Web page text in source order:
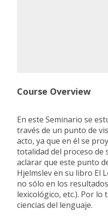
Course Overview
En este Seminario se
través de un punto de
acto, ya que en él se
totalidad del proceso de
aclarar que este punto
Hjelmslev en su libro El
no sólo en los
lexicológico, etc.). Por
ciencias del lenguaje.